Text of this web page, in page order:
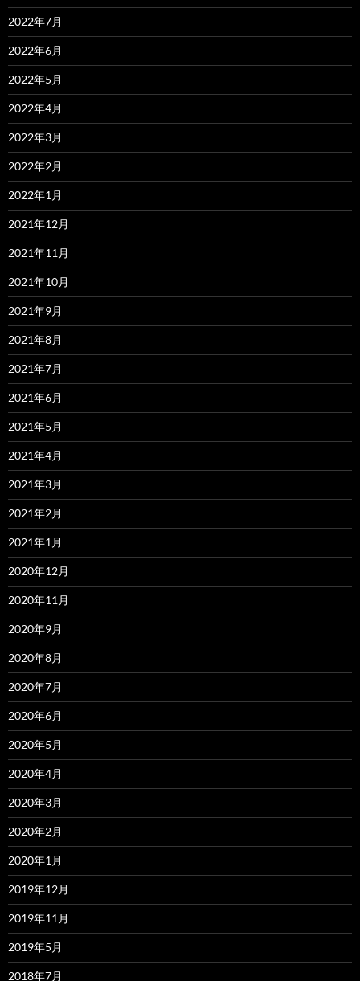
2022年7月
2022年6月
2022年5月
2022年4月
2022年3月
2022年2月
2022年1月
2021年12月
2021年11月
2021年10月
2021年9月
2021年8月
2021年7月
2021年6月
2021年5月
2021年4月
2021年3月
2021年2月
2021年1月
2020年12月
2020年11月
2020年9月
2020年8月
2020年7月
2020年6月
2020年5月
2020年4月
2020年3月
2020年2月
2020年1月
2019年12月
2019年11月
2019年5月
2018年7月